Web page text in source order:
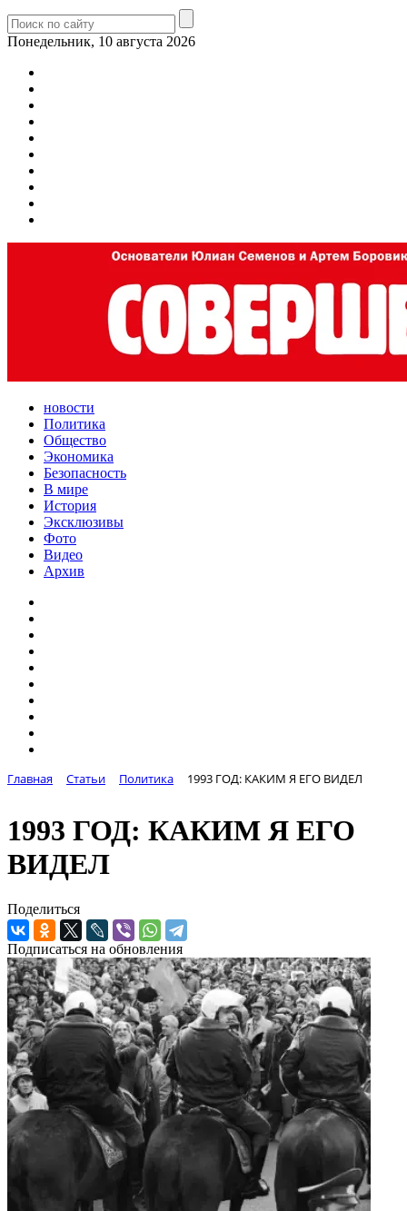
Понедельник, 10 августа 2026
новости
Политика
Общество
Экономика
Безопасность
В мире
История
Эксклюзивы
Фото
Видео
Архив
Главная Статьи Политика 1993 ГОД: КАКИМ Я ЕГО ВИДЕЛ
1993 ГОД: КАКИМ Я ЕГО
ВИДЕЛ
Поделиться
Подписаться на обновления